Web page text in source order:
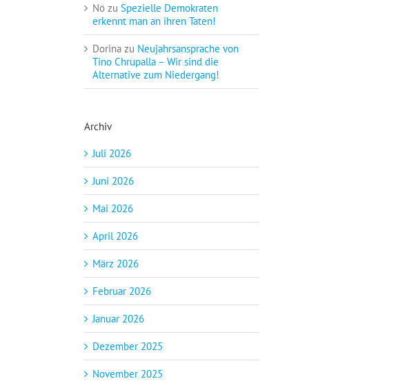
Nö zu Spezielle Demokraten
erkennt man an ihren Taten!
Dorina zu Neujahrsansprache von
Tino Chrupalla – Wir sind die
Alternative zum Niedergang!
Archiv
Juli 2026
Juni 2026
Mai 2026
April 2026
März 2026
Februar 2026
Januar 2026
Dezember 2025
November 2025